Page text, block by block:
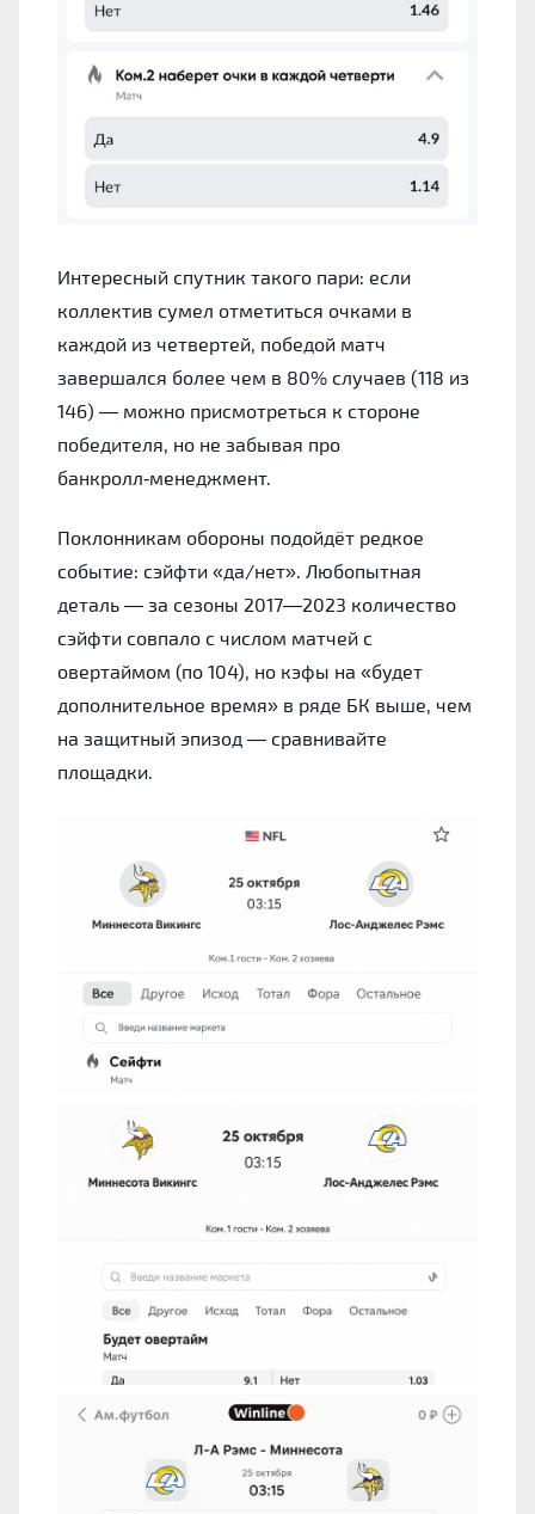
Интересный спутник такого пари: если
коллектив сумел отметиться очками в
каждой из четвертей, победой матч
завершался более чем в 80% случаев (118 из
146) — можно присмотреться к стороне
победителя, но не забывая про
банкролл‑менеджмент.
Поклонникам обороны подойдёт редкое
событие: сэйфти «да/нет». Любопытная
деталь — за сезоны 2017—2023 количество
сэйфти совпало с числом матчей с
овертаймом (по 104), но кэфы на «будет
дополнительное время» в ряде БК выше, чем
на защитный эпизод — сравнивайте
площадки.